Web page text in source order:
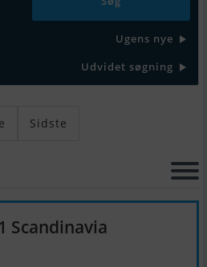
Ugens nye
Udvidet søgning
Sidste
Scandinavia